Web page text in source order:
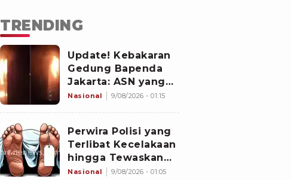
TRENDING
Update! Kebakaran
Gedung Bapenda
Jakarta: ASN yang
Bertugas WFH
Layanan Tetap
Berjalan
Nasional 9/08/2026 - 01:15
Perwira Polisi yang
Terlibat Kecelakaan
hingga Tewaskan
Balita Ditahan,
Nasional 9/08/2026 - 01:05